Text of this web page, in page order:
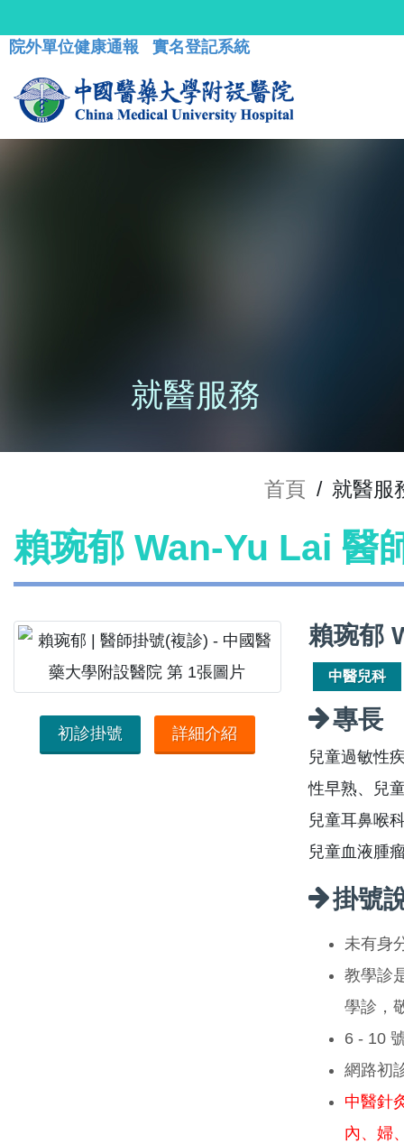
院外單位健康通報 實名登記系統
就醫服務
首頁 / 就醫服
賴琬郁 Wan-Yu Lai 醫
初診掛號 詳細介紹
賴琬郁
中醫兒科
專長
兒童過敏性
性早熟、兒
兒童耳鼻喉
兒童血液腫
掛號
未有身
教學診
學診，
6 - 10
網路初
中醫針
內、婦